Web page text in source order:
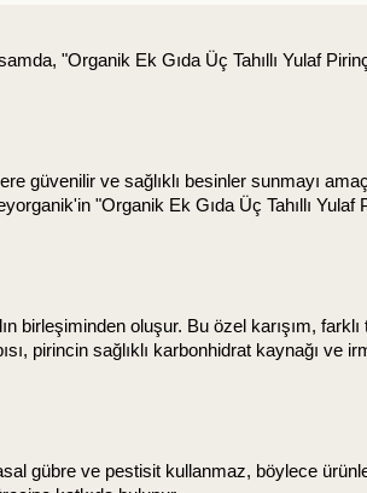
"Organik Ek Gıda Üç Tahıllı Yulaf
güvenilir ve sağlıklı besinler sunmayı
"Organik Ek Gıda Üç Tahıllı
birleşiminden oluşur. Bu özel karışım, farklı
pirincin sağlıklı karbonhidrat kaynağı ve
gübre ve pestisit kullanmaz, böylece